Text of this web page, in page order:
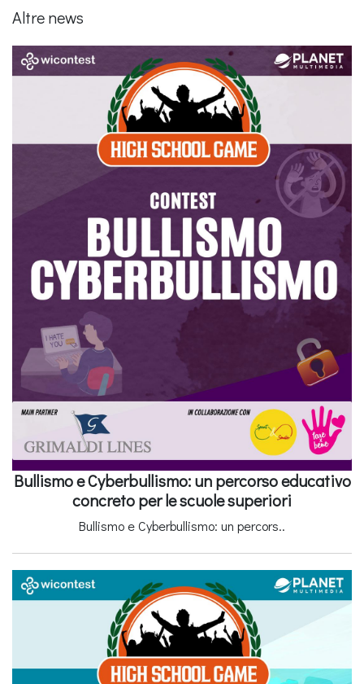
Altre news
Bullismo e Cyberbullismo: un percorso educativo
concreto per le scuole superiori
Bullismo e Cyberbullismo: un percors..